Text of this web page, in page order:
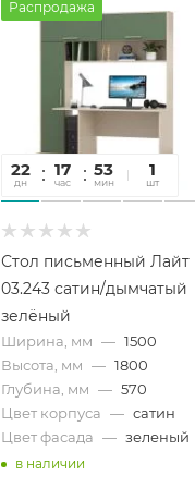
Распродажа
22
дн
17
час
53
мин
43
сек
1
шт
Стол письменный Лайт
03.243 сатин/дымчатый
зелёный
Ширина, мм — 1500
Высота, мм — 1800
Глубина, мм — 570
Цвет корпуса — сатин
Цвет фасада — зеленый
в наличии